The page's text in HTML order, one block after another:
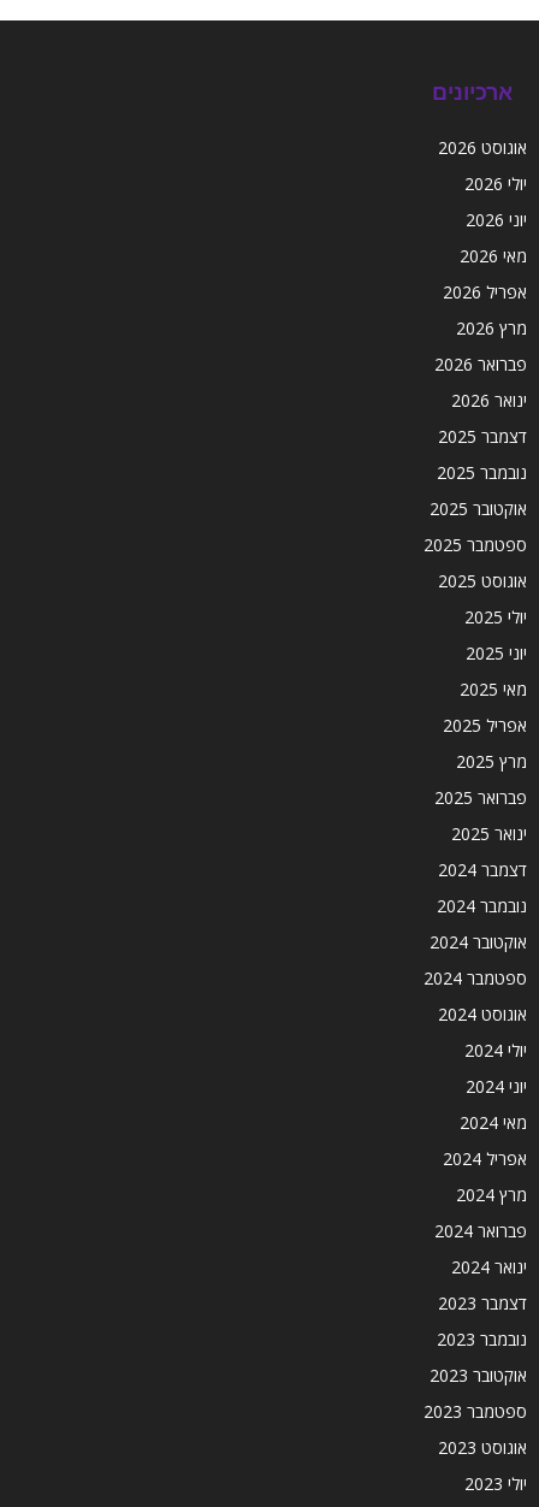
ארכיונים
אוגוסט 2026
יולי 2026
יוני 2026
מאי 2026
אפריל 2026
מרץ 2026
פברואר 2026
ינואר 2026
דצמבר 2025
נובמבר 2025
אוקטובר 2025
ספטמבר 2025
אוגוסט 2025
יולי 2025
יוני 2025
מאי 2025
אפריל 2025
מרץ 2025
פברואר 2025
ינואר 2025
דצמבר 2024
נובמבר 2024
אוקטובר 2024
ספטמבר 2024
אוגוסט 2024
יולי 2024
יוני 2024
מאי 2024
אפריל 2024
מרץ 2024
פברואר 2024
ינואר 2024
דצמבר 2023
נובמבר 2023
אוקטובר 2023
ספטמבר 2023
אוגוסט 2023
יולי 2023